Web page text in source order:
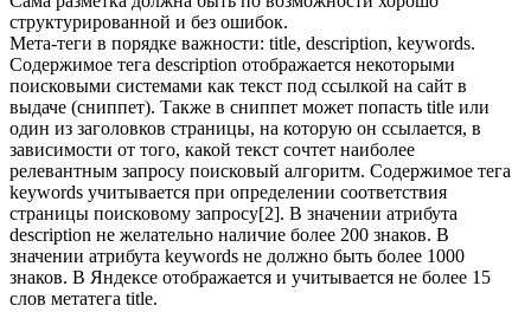
структурированной и без ошибок.
Мета-теги в порядке важности: title, description, keywords.
Содержимое тега description отображается некоторыми
поисковыми системами как текст под ссылкой на сайт в
выдаче (сниппет). Также в сниппет может попасть title или
один из заголовков страницы, на которую он ссылается, в
зависимости от того, какой текст сочтет наиболее
релевантным запросу поисковый алгоритм. Содержимое тега
keywords учитывается при определении соответствия
страницы поисковому запросу[2]. В значении атрибута
description не желательно наличие более 200 знаков. В
значении атрибута keywords не должно быть более 1000
знаков. В Яндексе отображается и учитывается не более 15
слов метатега title.